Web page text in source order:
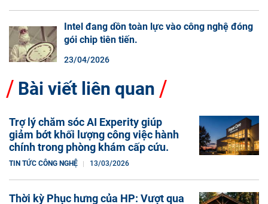
Intel đang dồn toàn lực vào công nghệ đóng
gói chip tiên tiến.
23/04/2026
Bài viết liên quan
Trợ lý chăm sóc AI Experity giúp
giảm bớt khối lượng công việc hành
chính trong phòng khám cấp cứu.
TIN TỨC CÔNG NGHỆ 13/03/2026
Thời kỳ Phục hưng của HP: Vượt qua